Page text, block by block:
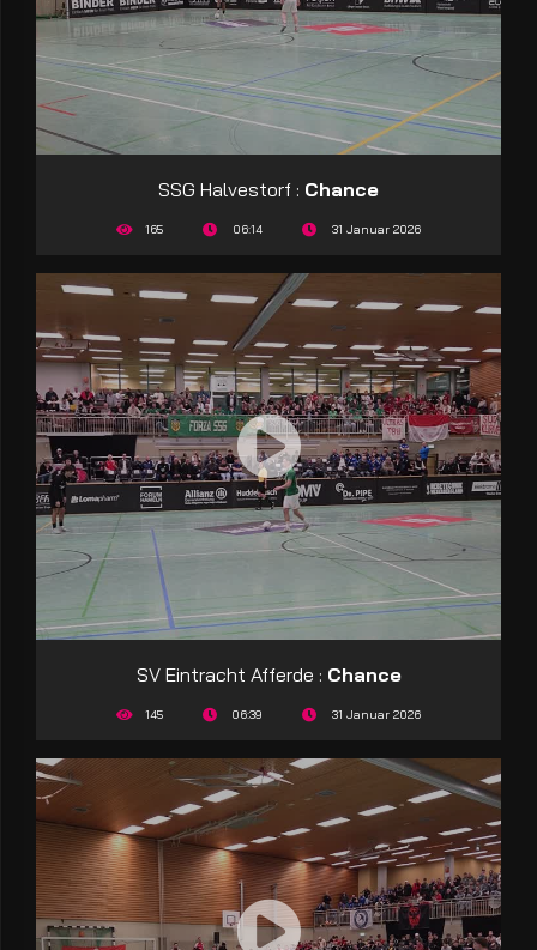
SSG Halvestorf : Chance
165 06:14 31 Januar 2026
SV Eintracht Afferde : Chance
145 06:39 31 Januar 2026